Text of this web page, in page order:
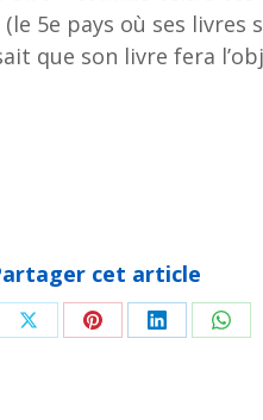
5e pays où ses
que son livre fera
cet article
PartagerPartagerPartager